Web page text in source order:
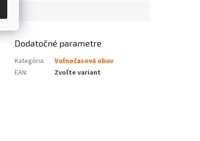
Dodatočné parametre
Kategória:
Voľnočasová obuv
EAN: Zvoľte variant